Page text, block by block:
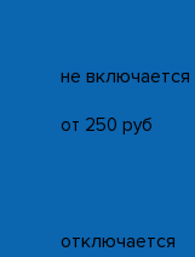
не включается
от 250 руб
отключается